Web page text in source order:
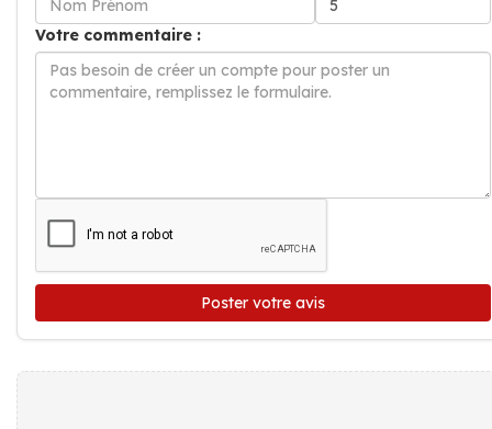
Votre commentaire :
Poster votre avis